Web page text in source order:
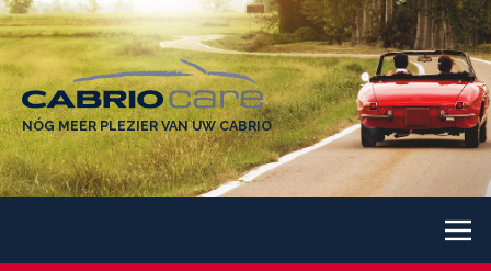
NÓG MEER PLEZIER VAN UW CABRIO